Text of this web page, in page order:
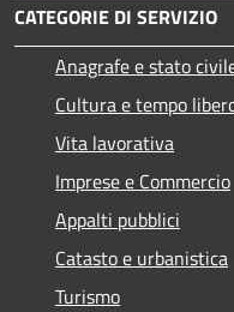
CATEGORIE DI SERVIZIO
Anagrafe e stato
Cultura e tempo
Vita lavorativa
Imprese e Commercio
Appalti pubblici
Catasto e urbanistica
Turismo